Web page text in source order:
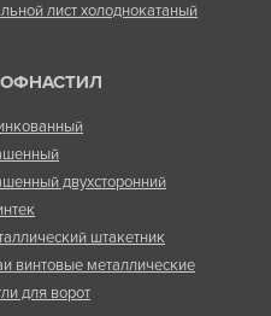
лист холоднокатаный
двухсторонний
штакетник
винтовые металлические
для ворот